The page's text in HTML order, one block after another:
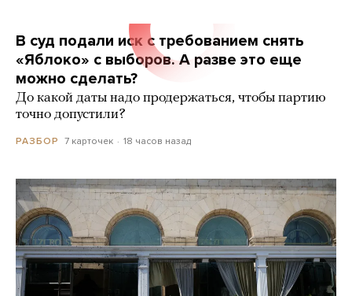
В суд подали иск с требованием снять
«Яблоко» с выборов. А разве это еще
можно сделать?
До какой даты надо продержаться, чтобы партию
точно допустили?
РАЗБОР 7 карточек 18 часов назад